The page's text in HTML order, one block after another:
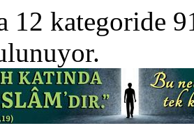
12 kategoride